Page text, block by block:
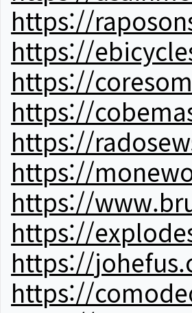
https://
https://
https://
https://
https://
https://
https://
https://
https://
https://